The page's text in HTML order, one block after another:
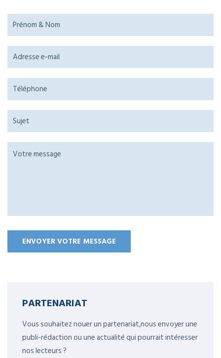
PARTENARIAT
Vous souhaitez nouer un partenariat,nous envoyer une
publi-rédaction ou une actualité qui pourrait intéresser
nos lecteurs ?